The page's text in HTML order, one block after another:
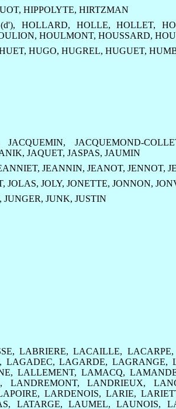
, HIPPOLYTE, HIRTZMAN
, HOLLARD, HOLLE,HOLLET,
, HOULMONT, HOUSSARD,
, HUGO, HUGREL, HUGUET,
JACQUEMIN, JACQUEMOND-
, JAQUET, JASPAS, JAUMIN
, JEANNIN, JEANOT, JENNOT,
, JOLAS, JOLY, JONETTE, JONNON,
, JUNGER, JUNK, JUSTIN
,LABRIERE,LACAILLE, LACARPE
, LAGADEC,LAGARDE,LAGRANGE,
, LALLEMENT, LAMACQ,
, LANDREMONT,LANDRIEUX,
,LARDENOIS, LARIE,
, LATARGE, LAUMEL,LAUNOIS,